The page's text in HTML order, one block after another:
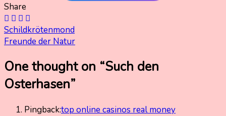
Share
Beitragsnavigation
Schildkrötenmond
Freunde der Natur
One thought on “Such den
Osterhasen”
Pingback:top online casinos real money